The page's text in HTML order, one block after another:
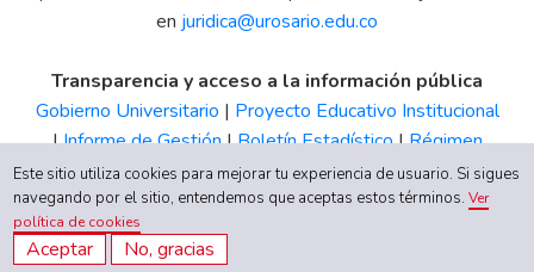
en juridica@urosario.edu.co
Transparencia y acceso a la información pública
Gobierno Universitario | Proyecto Educativo Institucional
|Informe de Gestión|Boletín Estadístico|Régimen
Tributario|Estados Financieros |Código de Ética| Canal
de Integridad UR
Este sitio utiliza cookies para mejorar tu experiencia de usuario. Si sigues
navegando por el sitio, entendemos que aceptas estos términos.Ver
política de cookies
Aceptar No, gracias